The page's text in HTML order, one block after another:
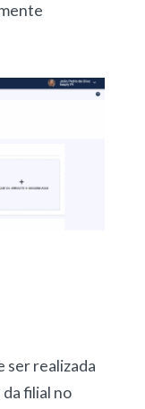
ser realizada
filial no